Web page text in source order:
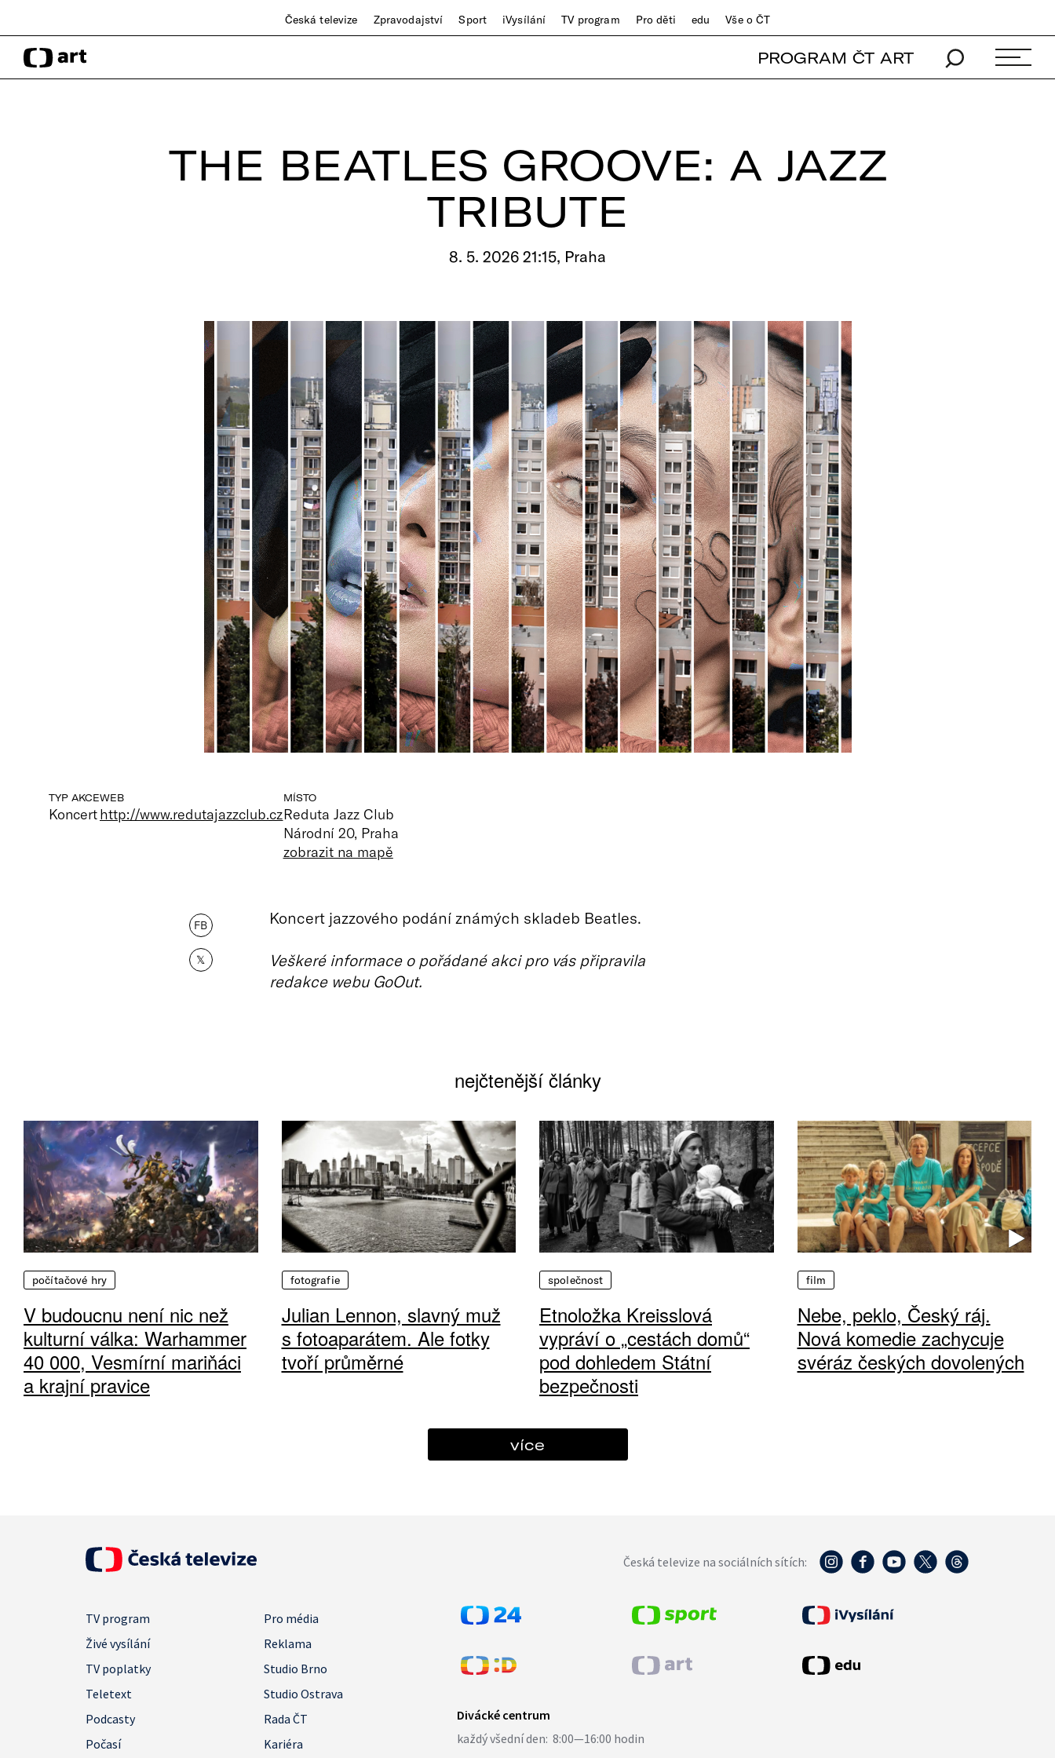
Česká televize Zpravodajství Sport iVysílání TV program Pro děti edu Vše o ČT
PROGRAM ČT ART
THE BEATLES GROOVE: A JAZZ
TRIBUTE
8. 5. 2026 21:15, Praha
TYP AKCE
Koncert
WEB
http://www.redutajazzclub.cz
MÍSTO
Reduta Jazz Club
Národní 20, Praha
zobrazit na mapě
FB
𝕏
Koncert jazzového podání známých skladeb Beatles.
Veškeré informace o pořádané akci pro vás připravila
redakce webu GoOut.
nejčtenější články
počítačové hry
V budoucnu není nic než
kulturní válka: Warhammer
40 000, Vesmírní mariňáci
a krajní pravice
fotografie
Julian Lennon, slavný muž
s fotoaparátem. Ale fotky
tvoří průměrné
společnost
Etnoložka Kreisslová
vypráví o „cestách domů“
pod dohledem Státní
bezpečnosti
film
Nebe, peklo, Český ráj.
Nová komedie zachycuje
svéráz českých dovolených
více
Česká televize na sociálních sítích:
TV program
Pro média
Živé vysílání
Reklama
TV poplatky
Studio Brno
Teletext
Studio Ostrava
Podcasty
Rada ČT
Počasí
Kariéra